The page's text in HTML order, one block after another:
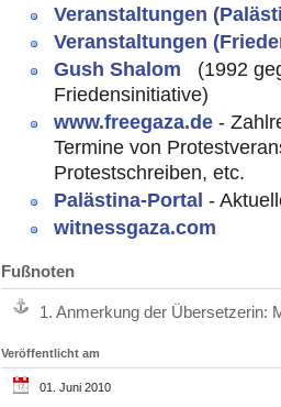
Veranstaltungen
Veranstaltungen
Gush Shalom
(1992
Friedensinitiative)
www.freegaza.de -
Termine von
Protestschreiben, etc.
Palästina-Portal -
witnessgaza.com
Fußnoten
1. Anmerkung der Übersetzerin:
Veröffentlicht am
01. Juni 2010